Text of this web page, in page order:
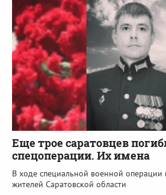
Еще трое саратовцев
спецоперации. Их имена
В ходе специальной военной операции
жителей Саратовской области